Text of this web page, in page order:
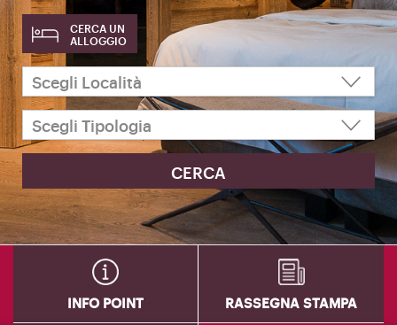
CERCA UN
ALLOGGIO
INFO POINT RASSEGNA STAMPA